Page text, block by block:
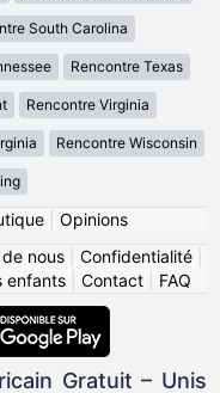
South Carolina
Rencontre Texas
Rencontre Virginia
Rencontre Wisconsin
| Opinions
nous Confidentialité
enfants| Contact| FAQ
Gratuit – Unis